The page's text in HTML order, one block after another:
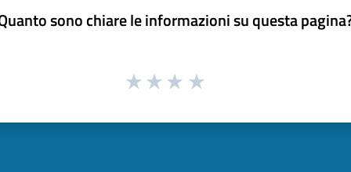
sono chiare le informazioni su questa